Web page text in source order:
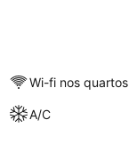
Wi-fi nos quartos
A/C